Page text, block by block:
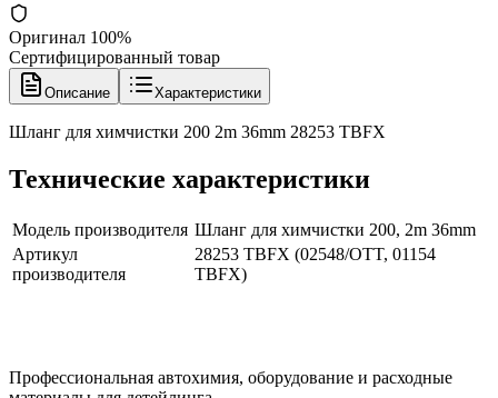
Оригинал 100%
Сертифицированный товар
Описание Характеристики
Шланг для химчистки 200 2m 36mm 28253 TBFX
Технические характеристики
Модель производителя Шланг для химчистки 200, 2m 36mm
Артикул
производителя
28253 TBFX (02548/OTT, 01154
TBFX)
Профессиональная автохимия, оборудование и расходные